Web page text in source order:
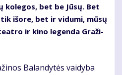
ko­le­gos, bet be Jū­sų. Bet
iš­ore, bet ir vi­du­mi, mū­sų
ir ki­no le­gen­da Gra­ži­
Ba­lan­dy­tės vai­dy­ba